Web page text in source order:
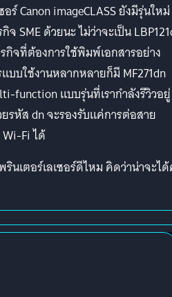
ร์ Canon imageCLASS ยังมีรุ่นให
SME ด้วยนะ ไม่ว่าจะเป็น
กิจที่ต้องการใช้พิมพ์เอกสารอย่าง
บบใช้งานหลากหลายก็มี MF271dn
function แบบรุ่นที่เรากำลังรีวิวอยู่
รหัส dn จะรองรับแค่การต่อสาย
Fi ได้
นเตอร์เลเซอร์ดีไหม คิดว่าน่าจะไ